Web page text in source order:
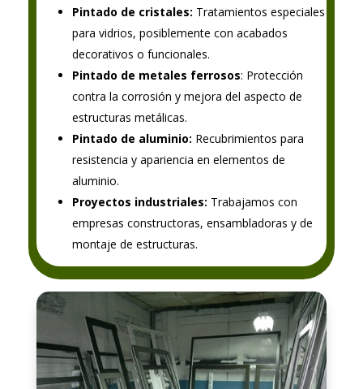
Pintado de cristales: Tratamientos especiales
para vidrios, posiblemente con acabados
decorativos o funcionales.
Pintado de metales ferrosos: Protección
contra la corrosión y mejora del aspecto de
estructuras metálicas.
Pintado de aluminio: Recubrimientos para
resistencia y apariencia en elementos de
aluminio.
Proyectos industriales: Trabajamos con
empresas constructoras, ensambladoras y de
montaje de estructuras.